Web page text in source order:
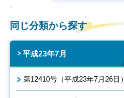
同じ分類から探す
平成23年7月
第12410号（平成23年7月26日）